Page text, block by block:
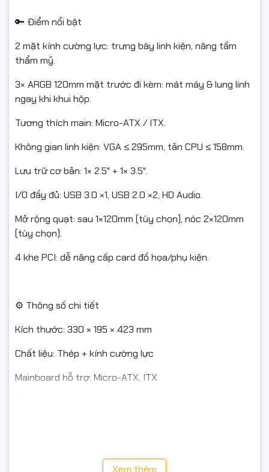
🔑 Điểm nổi bật
2 mặt kính cường lực: trưng bày linh kiện, nâng tầm
thẩm mỹ.
3× ARGB 120mm mặt trước đi kèm: mát máy & lung linh
ngay khi khui hộp.
Tương thích main: Micro-ATX / ITX.
Không gian linh kiện: VGA ≤ 295mm, tản CPU ≤ 158mm.
Lưu trữ cơ bản: 1× 2.5" + 1× 3.5".
I/O đầy đủ: USB 3.0 ×1, USB 2.0 ×2, HD Audio.
Mở rộng quạt: sau 1×120mm (tùy chọn), nóc 2×120mm
(tùy chọn).
4 khe PCI: dễ nâng cấp card đồ họa/phụ kiện.
⚙️ Thông số chi tiết
Kích thước: 330 × 195 × 423 mm
Chất liệu: Thép + kính cường lực
Mainboard hỗ trợ: Micro-ATX, ITX
Xem thêm